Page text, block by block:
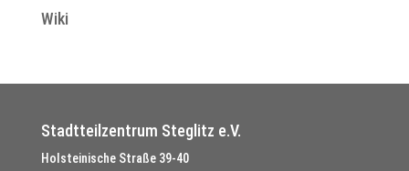
Wiki
Stadtteilzentrum Steglitz e.V.
Holsteinische Straße 39-40